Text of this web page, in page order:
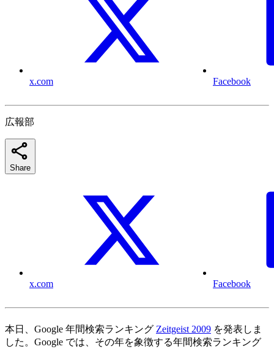
x.com Facebook
広報部
Share
x.com Facebook
本日、Google 年間検索ランキング Zeitgeist 2009 を発表しま
した。Google では、その年を象徴する年間検索ランキング